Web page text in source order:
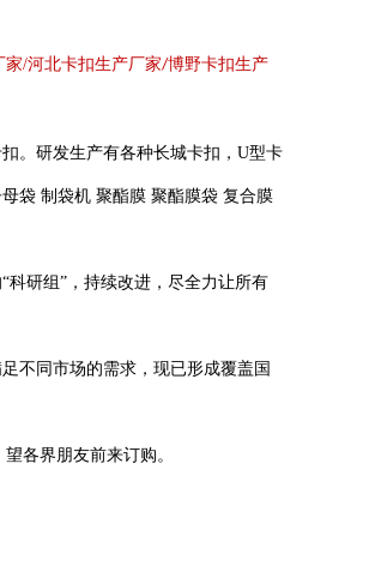
家/河北卡扣生产厂家/博野卡扣生产
。研发生产有各种长城卡扣， U型卡
袋 制袋机 聚酯膜 聚酯膜袋 复合膜
“科研组”，持续改进，尽全力让所有
不同市场的需求，现已形成覆盖国
各界朋友前来订购。